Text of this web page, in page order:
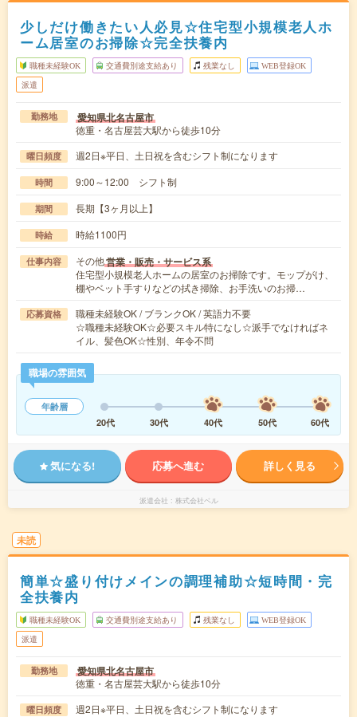
少しだけ働きたい人必見☆住宅型小規模老人ホ
ーム居室のお掃除☆完全扶養内
職種未経験OK 交通費別途支給あり 残業なし WEB登録OK
派遣
勤務地 愛知県北名古屋市
徳重・名古屋芸大駅から徒歩10分
曜日頻度 週2日※平日、土日祝を含むシフト制になります
時間 9:00～12:00 シフト制
期間 長期【3ヶ月以上】
時給 時給1100円
仕事内容 その他営業・販売・サービス系
住宅型小規模老人ホームの居室のお掃除です。モップがけ、
棚やベット手すりなどの拭き掃除、お手洗いのお掃…
応募資格
職種未経験OK / ブランクOK / 英語力不要
☆職種未経験OK☆必要スキル特になし☆派手でなければネ
イル、髪色OK☆性別、年令不問
職場の雰囲気
年齢層
20代
30代 40代 50代 60代
気になる! 応募へ進む 詳しく見る
派遣会社 株式会社ベル
未読
簡単☆盛り付けメインの調理補助☆短時間・完
全扶養内
職種未経験OK 交通費別途支給あり 残業なし WEB登録OK
派遣
勤務地 愛知県北名古屋市
徳重・名古屋芸大駅から徒歩10分
曜日頻度 週2日※平日、土日祝を含むシフト制になります